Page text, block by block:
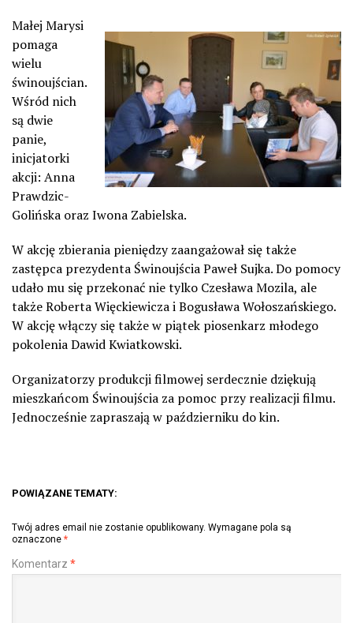
Małej Marysi
pomaga
wielu
świnoujścian.
Wśród nich
są dwie
panie,
inicjatorki
akcji: Anna
Prawdzic-
Golińska oraz Iwona Zabielska.
W akcję zbierania pieniędzy zaangażował się także
zastępca prezydenta Świnoujścia Paweł Sujka. Do pomocy
udało mu się przekonać nie tylko Czesława Mozila, ale
także Roberta Więckiewicza i Bogusława Wołoszańskiego.
W akcję włączy się także w piątek piosenkarz młodego
pokolenia Dawid Kwiatkowski.
Organizatorzy produkcji filmowej serdecznie dziękują
mieszkańcom Świnoujścia za pomoc przy realizacji filmu.
Jednocześnie zapraszają w październiku do kin.
POWIĄZANE TEMATY:
Twój adres email nie zostanie opublikowany. Wymagane pola są
oznaczone *
Komentarz *